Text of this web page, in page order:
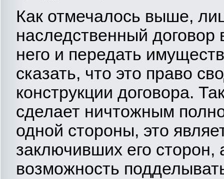
Как отмечалось выше,
наследственный договор
него и передать
сказать, что это право
конструкции договора.
сделает ничтожным
одной стороны, это
заключивших его сторон,
возможность